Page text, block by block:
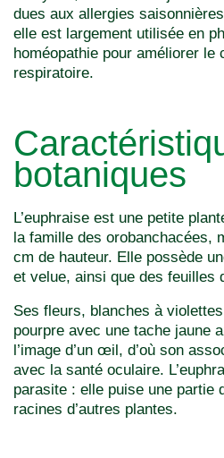
dues aux allergies
elle est largement utilisée en
homéopathie pour améliorer le
respiratoire.
botaniques
L’euphraise est une petite
la famille des orobanchacées,
cm de hauteur. Elle possède
et velue, ainsi que des feuilles
Ses fleurs, blanches à
pourpre avec une tache jaune
l’image d’un œil, d’où son
avec la santé oculaire.
parasite : elle puise une partie
racines d’autres plantes.